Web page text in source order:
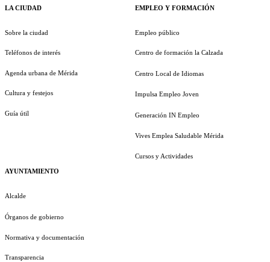
LA CIUDAD
Sobre la ciudad
Teléfonos de interés
Agenda urbana de Mérida
Cultura y festejos
Guía útil
AYUNTAMIENTO
Alcalde
Órganos de gobierno
Normativa y documentación
Transparencia
EMPLEO Y FORMACIÓN
Empleo público
Centro de formación la Calzada
Centro Local de Idiomas
Impulsa Empleo Joven
Generación IN Empleo
Vives Emplea Saludable Mérida
Cursos y Actividades